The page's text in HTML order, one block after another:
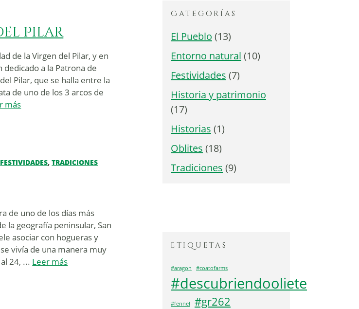
Pilar
de la Virgen del Pilar, y en
a la Patrona de
Pilar, que se halla entre la
de uno de los 3 arcos de
más
FESTIVIDADES,TRADICIONES
de uno de los días más
la geografía peninsular, San
asociar con hogueras y
vivía de una manera muy
24, ... Leer más
Categorías
El Pueblo (13)
Entorno natural (10)
Festividades (7)
Historia y patrimonio
(17)
Historias (1)
Oblites (18)
Tradiciones (9)
etiquetas
#aragon #coatofarms
#descubriendooliete
#fennel #gr262